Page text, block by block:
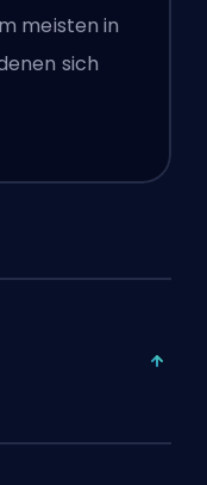
meisten in
sich